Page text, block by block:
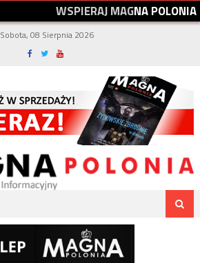
WSPIERAJMAGNAPOLONIA
Sobota, 08 Sierpnia 2026